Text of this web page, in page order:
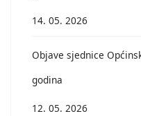
14. 05. 2026
Objave sjednice
godina
12. 05. 2026